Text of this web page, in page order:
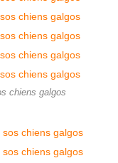
chiens galgos